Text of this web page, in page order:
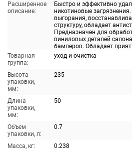
Расширенное
описание:
Быстро и эффективно
никотиновые
выгорания,
структуру, обладает
Предназначен для
виниловых деталей
бамперов. Обладает
Товарная
группа:
уход и очистка
Высота
упаковки,
мм:
235
Длина
упаковки,
мм:
50
Объем
упаковки, л:
0.7
Масса, кг:
0.238